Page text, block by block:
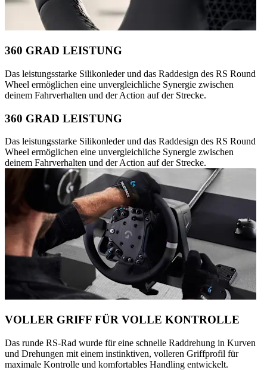
360 GRAD LEISTUNG
Das leistungsstarke Silikonleder und das Raddesign des RS Round
Wheel ermöglichen eine unvergleichliche Synergie zwischen
deinem Fahrverhalten und der Action auf der Strecke.
360 GRAD LEISTUNG
Das leistungsstarke Silikonleder und das Raddesign des RS Round
Wheel ermöglichen eine unvergleichliche Synergie zwischen
deinem Fahrverhalten und der Action auf der Strecke.
VOLLER GRIFF FÜR VOLLE KONTROLLE
Das runde RS-Rad wurde für eine schnelle Raddrehung in Kurven
und Drehungen mit einem instinktiven, volleren Griffprofil für
maximale Kontrolle und komfortables Handling entwickelt.